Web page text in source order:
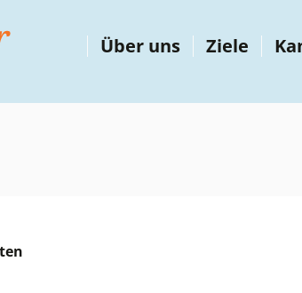
Über uns Ziele